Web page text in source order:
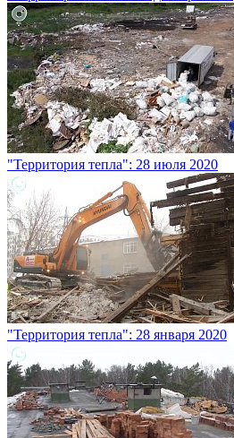
"Территория тепла": 28 июля 2020
"Территория тепла": 28 января 2020